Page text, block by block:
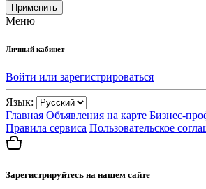
Применить
Меню
Личный кабинет
Войти или зарегистрироваться
Язык:
Главная Объявления на карте Бизнес-
Правила сервиса Пользовательское
Зарегистрируйтесь на нашем сайте